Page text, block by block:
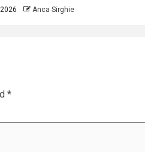
Anca Sirghie
*